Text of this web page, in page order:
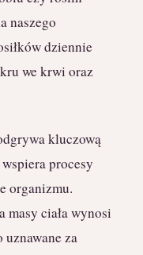
naszego
dziennie
we krwi oraz
kluczową
procesy
organizmu.
masy ciała wynosi
za